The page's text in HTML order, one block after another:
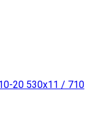
20 530x11 / 710